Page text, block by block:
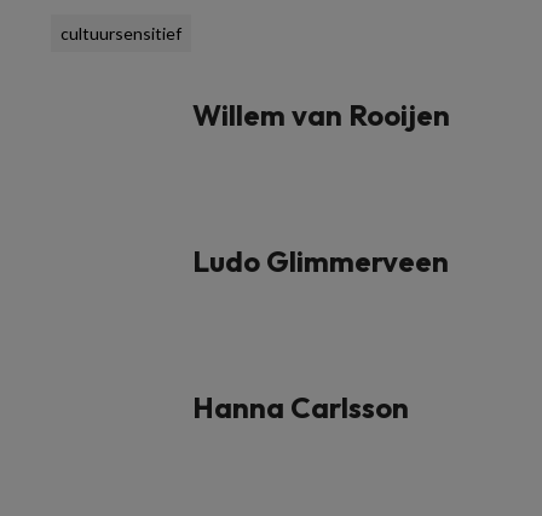
cultuursensitief
Willem van Rooijen
Ludo Glimmerveen
Hanna Carlsson